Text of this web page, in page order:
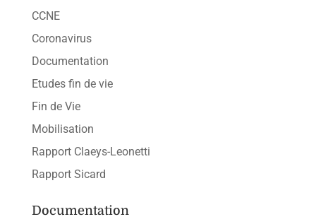
CCNE
Coronavirus
Documentation
Etudes fin de vie
Fin de Vie
Mobilisation
Rapport Claeys-Leonetti
Rapport Sicard
Documentation